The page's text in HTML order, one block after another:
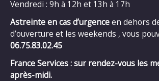
Vendredi : 9h à 12h et 13h à 17h
Astreinte en cas d’urgenceen dehors
d’ouverture et les weekends , vous
06.75.83.02.45
France Services : sur rendez-vous les
après-midi.